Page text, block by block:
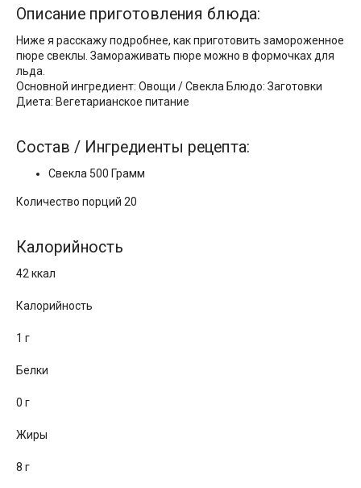
Описание приготовления блюда:
Ниже я расскажу подробнее, как приготовить замороженное
пюре свеклы. Замораживать пюре можно в формочках для
льда.
Основной ингредиент: Овощи / Свекла Блюдо: Заготовки
Диета: Вегетарианское питание
Состав / Ингредиенты рецепта:
Свекла 500 Грамм
Количество порций 20
Калорийность
42 ккал
Калорийность
1 г
Белки
0 г
Жиры
8 г